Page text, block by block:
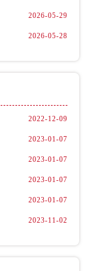
2026-05-29
2026-05-28
2022-12-09
2023-01-07
2023-01-07
2023-01-07
2023-01-07
2023-11-02